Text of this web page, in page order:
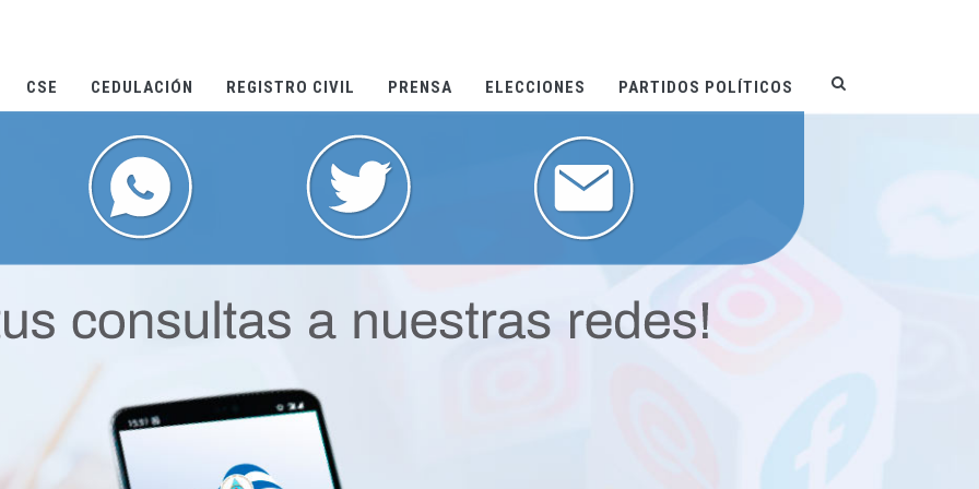
CSE CEDULACIÓN REGISTRO CIVIL PRENSA ELECCIONES PARTIDOS POLÍTICOS